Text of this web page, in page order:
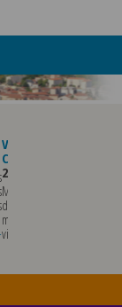
le
et la
niveau de